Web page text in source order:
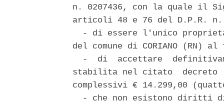
n. 0207436, con la quale il
articoli 48 e 76 del D.P.R.
- di essere l'unico
del comune di CORIANO
-  di  accettare
stabilita nel citato  decreto
complessivi € 14.299,00
- che non esistono diritti